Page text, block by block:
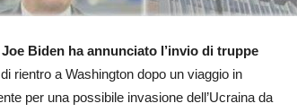
Biden ha annunciato l’invio di truppe
rientro a Washington dopo un viaggio in
per una possibile invasione dell’Ucraina da